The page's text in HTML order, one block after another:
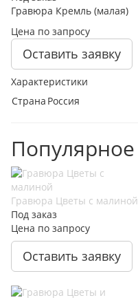
Гравюра Кремль
Цена по запросу
Оставить заявку
Характеристики
Страна Россия
Гравюра Цветы с малиной
Под заказ
Цена по запросу
Оставить заявку